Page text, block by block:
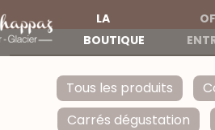
LA
BOUTIQUE
Tous les produits
Carrés dégustation